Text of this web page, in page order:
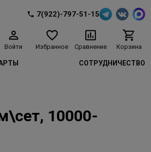
7(922)-797-51-15
Войти Избранное Сравнение Корзина
СОТРУДНИЧЕСТВО
10000-